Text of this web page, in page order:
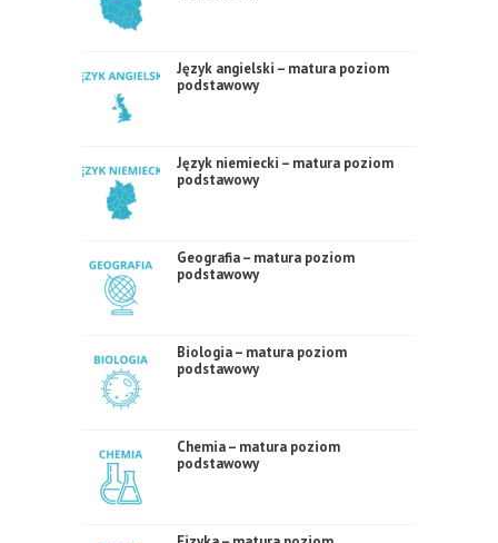
Język angielski – matura poziom
podstawowy
Język niemiecki – matura poziom
podstawowy
Geografia – matura poziom
podstawowy
Biologia – matura poziom
podstawowy
Chemia – matura poziom
podstawowy